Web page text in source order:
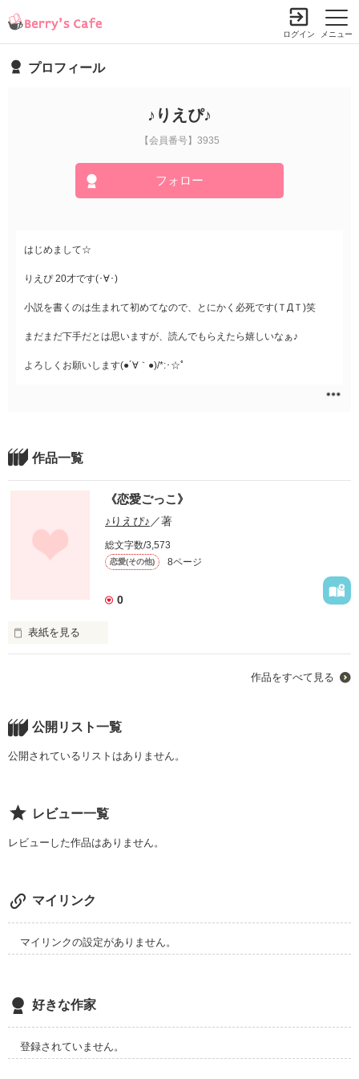
メニュー
ログイン
プロフィール
♪りえぴ♪
【会員番号】3935
フォロー
はじめまして☆
りえぴ 20才です(･∀･)
小説を書くのは生まれて初めてなので、とにかく必死です(ＴДＴ)笑
まだまだ下手だとは思いますが、読んでもらえたら嬉しいなぁ♪
よろしくお願いします(●´∀｀●)/*:･☆ﾟ
作品一覧
《恋愛ごっこ》
♪りえぴ♪ ／著
総文字数/3,573
恋愛(その他) 8ページ
0
表紙を見る
自分以外の人なんか信用できるかよ…
《恋愛ごっこ》
作品をすべて見る
公開リスト一覧
公開されているリストはありません。
レビュー一覧
レビューした作品はありません。
マイリンク
マイリンクの設定がありません。
好きな作家
登録されていません。